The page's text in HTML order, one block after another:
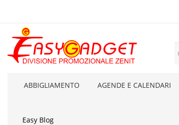
ABBIGLIAMENTO AGENDE E CALENDARI
Easy Blog